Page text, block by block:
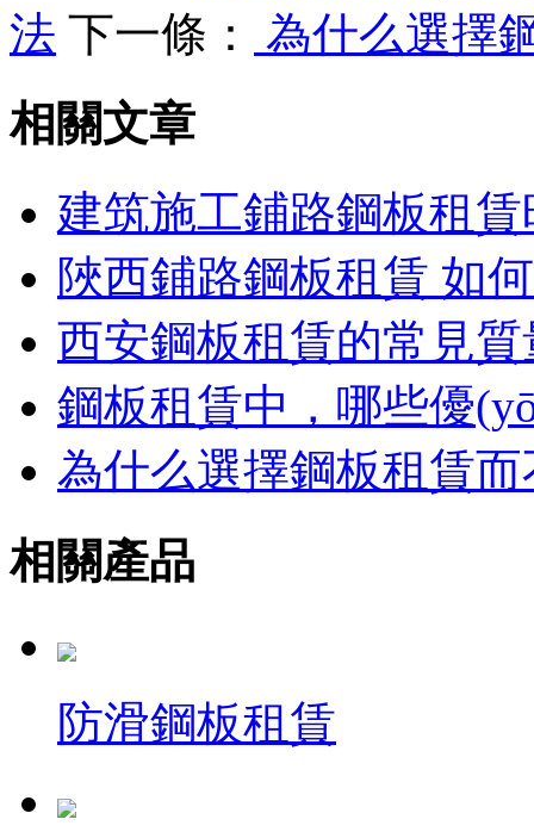
法 下一條：
為什么選擇
相關文章
建筑施工鋪路鋼板租
陜西鋪路鋼板租賃 如
西安鋼板租賃的常見
鋼板租賃中，哪些優
為什么選擇鋼板租賃
相關產品
防滑鋼板租賃